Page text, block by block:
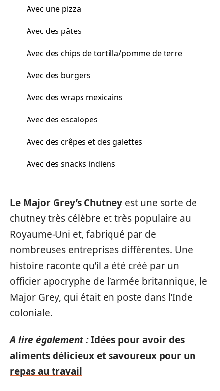
Avec une pizza
Avec des pâtes
Avec des chips de tortilla/pomme de terre
Avec des burgers
Avec des wraps mexicains
Avec des escalopes
Avec des crêpes et des galettes
Avec des snacks indiens
Le Major Grey’s Chutney est une sorte de
chutney très célèbre et très populaire au
Royaume-Uni et, fabriqué par de
nombreuses entreprises différentes. Une
histoire raconte qu’il a été créé par un
officier apocryphe de l’armée britannique, le
Major Grey, qui était en poste dans l’Inde
coloniale.
A lire également :Idées pour avoir des
aliments délicieux et savoureux pour un
repas au travail